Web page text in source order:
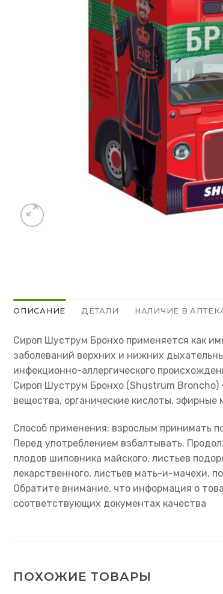
ОПИСАНИЕ ДЕТАЛИ НАЛИЧИЕ В
Сироп Шуструм Бронхо применяется как
заболеваний верхних и нижних
инфекционно-аллергического
Сироп Шуструм Бронхо (Shustrum
вещества, органические кислоты, эфирные
Способ применения: взрослым принимать
Перед употреблением взбалтывать.
плодов шиповника майского, листьев
лекарственного, листьев мать-и-мачехи,
Обратите внимание, что информация о
соответствующих документах качества
ПОХОЖИЕ ТОВАРЫ